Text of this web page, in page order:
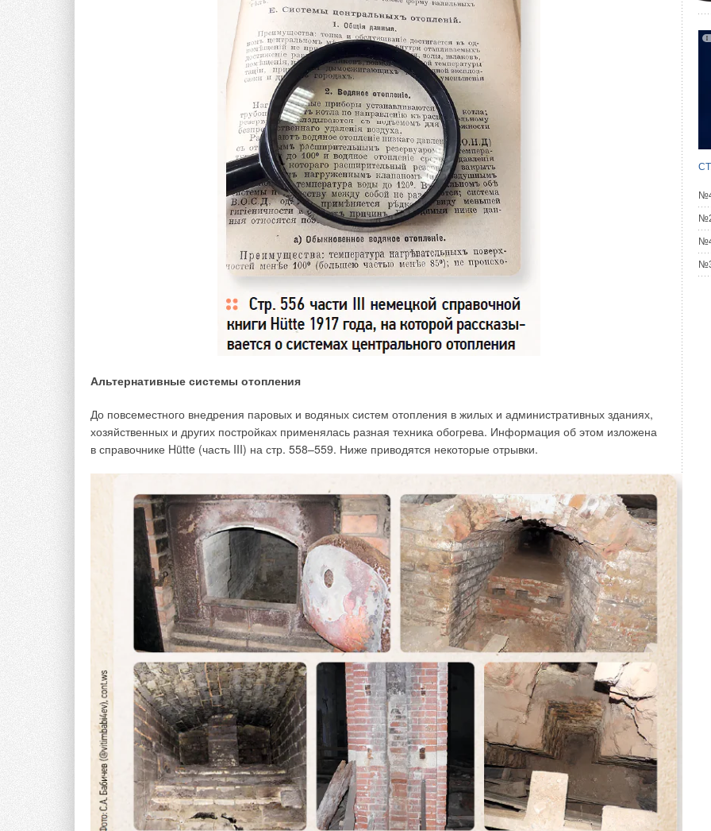
Альтернативные системы отопления
До повсеместного внедрения паровых и водяных систем отопления в жилых и административных зданиях,
хозяйственных и других постройках применялась разная техника обогрева. Информация об этом изложена
в справочнике Hütte (часть III) на стр. 558–559. Ниже приводятся некоторые отрывки.
В этой теме еще нет комментариев
Добавить комментарий
Ваш E-mail *